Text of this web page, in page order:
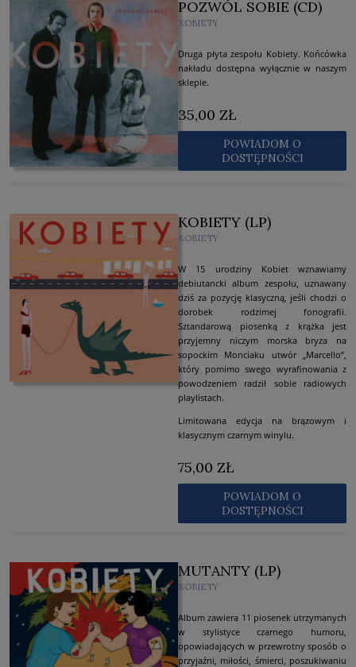
POZWÓL SOBIE (CD)
KOBIETY
Druga płyta zespołu Kobiety. Końcówka
nakładu dostępna wyłącznie w naszym
sklepie.
35,00 ZŁ
POWIADOM O
DOSTĘPNOŚCI
KOBIETY (LP)
KOBIETY
W 15 urodziny Kobiet wznawiamy
debiutancki album zespołu, uznawany
dziś za pozycję klasyczną, jeśli chodzi o
dorobek rodzimej fonografii.
Sztandarową piosenką z krążka jest
przyjemny niczym morska bryza na
sopockim Monciaku utwór „Marcello”,
który pomimo swego wyrafinowania z
powodzeniem radził sobie radiowych
playlistach.
Limitowana edycja na brązowym i
klasycznym czarnym winylu.
75,00 ZŁ
POWIADOM O
DOSTĘPNOŚCI
MUTANTY (LP)
KOBIETY
Album zawiera 11 piosenek utrzymanych
w stylistyce czarnego humoru,
opowiadających w przewrotny sposób o
przyjaźni, miłości, śmierci, poszukiwaniu